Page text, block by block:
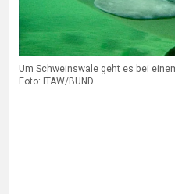
Um Schweinswale geht es bei
Foto: ITAW/BUND